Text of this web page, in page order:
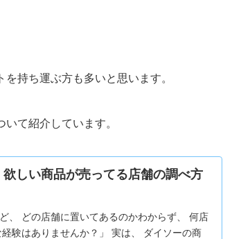
持ち運ぶ方も多いと思います。
いて紹介しています。
しい商品が売ってる店舗の調べ方
、 どの店舗に置いてあるのかわからず、 何店
験はありませんか？」 実は、 ダイソーの商